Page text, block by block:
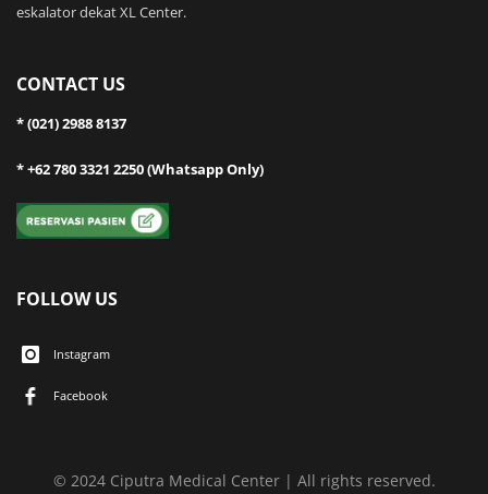
eskalator dekat XL Center.
CONTACT US
* (021) 2988 8137
* +62 780 3321 2250 (Whatsapp Only)
FOLLOW US
Instagram
Facebook
© 2024 Ciputra Medical Center | All rights reserved.